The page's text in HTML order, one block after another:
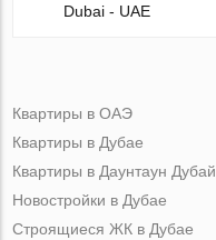
Dubai - UAE
Квартиры в ОАЭ
Квартиры в Дубае
Квартиры в Даунтаун Дубай
Новостройки в Дубае
Строящиеся ЖК в Дубае